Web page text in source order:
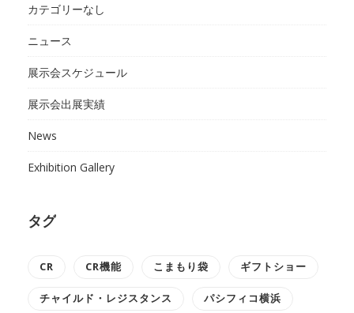
カテゴリーなし
ニュース
展示会スケジュール
展示会出展実績
News
Exhibition Gallery
タグ
CR CR機能 こまもり袋 ギフトショー
チャイルド・レジスタンス パシフィコ横浜